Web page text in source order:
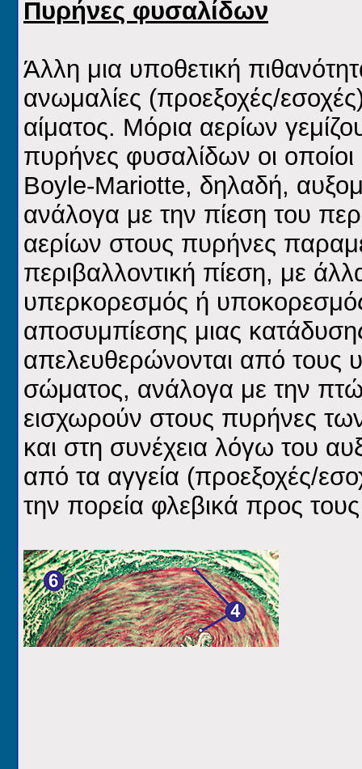
Πυρήνες φυσαλίδων
Άλλη μια υποθετική
ανωμαλίες (προεξοχές/
αίματος. Μόρια αερίων
πυρήνες φυσαλίδων οι
Boyle-Mariotte, δηλαδή,
ανάλογα με την πίεση του
αερίων στους πυρήνες
περιβαλλοντική πίεση, με
υπερκορεσμός ή
αποσυμπίεσης μιας
απελευθερώνονται από τους
σώματος, ανάλογα με την
εισχωρούν στους πυρήνες
και στη συνέχεια λόγω του
από τα αγγεία (προεξοχές/
την πορεία φλεβικά προς